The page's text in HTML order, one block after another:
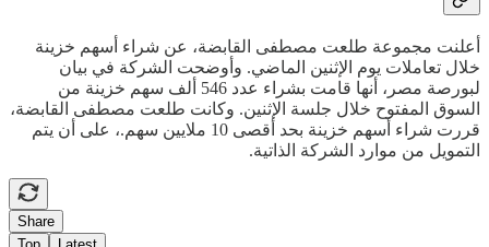
أعلنت مجموعة طلعت مصطفى القابضة، عن شراء أسهم خزينة
خلال تعاملات يوم الإثنين الماضي. وأوضحت الشركة في بيان
لبورصة مصر، أنها قامت بشراء عدد 546 ألف سهم خزينة من
السوق المفتوح خلال جلسة الإثنين. وكانت طلعت مصطفى القابضة،
قررت شراء أسهم خزينة بحد أقصى 10 ملايين سهم.، على أن يتم
التمويل من موارد الشركة الذاتية.
Share